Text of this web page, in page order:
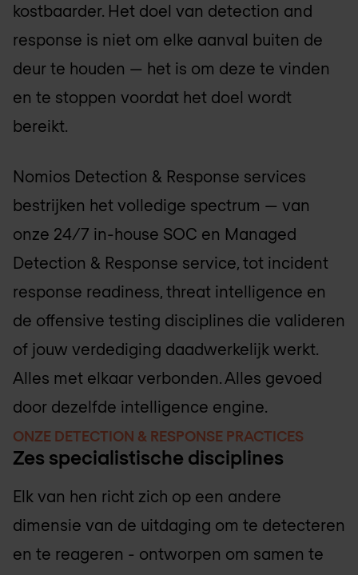
kostbaarder. Het doel van detection and
response is niet om elke aanval buiten de
deur te houden — het is om deze te vinden
en te stoppen voordat het doel wordt
bereikt.
Nomios Detection & Response services
bestrijken het volledige spectrum — van
onze 24/7 in-house SOC en Managed
Detection & Response service, tot incident
response readiness, threat intelligence en
de offensive testing disciplines die valideren
of jouw verdediging daadwerkelijk werkt.
Alles met elkaar verbonden. Alles gevoed
door dezelfde intelligence engine.
ONZE DETECTION & RESPONSE PRACTICES
Zes specialistische disciplines
Elk van hen richt zich op een andere
dimensie van de uitdaging om te detecteren
en te reageren - ontworpen om samen te